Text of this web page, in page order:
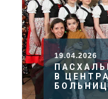
19.04.2026
В